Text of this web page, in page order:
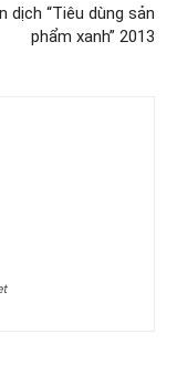
dịch “Tiêu dùng sản
phẩm xanh” 2013